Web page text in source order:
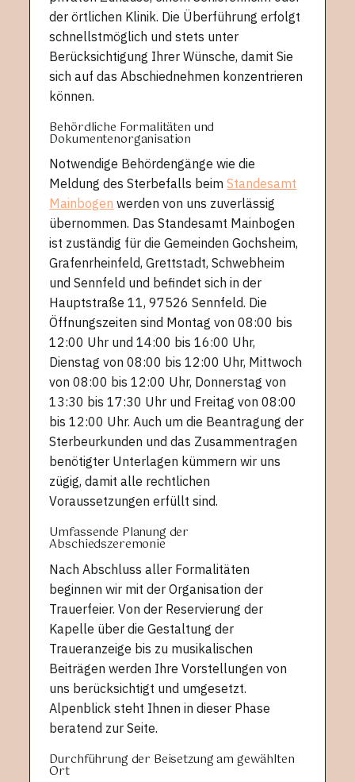
der örtlichen Klinik. Die Überführung erfolgt
schnellstmöglich und stets unter
Berücksichtigung Ihrer Wünsche, damit Sie
sich auf das Abschiednehmen konzentrieren
können.
Behördliche Formalitäten und
Dokumentenorganisation
Notwendige Behördengänge wie die
Meldung des Sterbefalls beimStandesamt
Mainbogen werden von uns zuverlässig
übernommen. Das Standesamt Mainbogen
ist zuständig für die Gemeinden Gochsheim,
Grafenrheinfeld, Grettstadt, Schwebheim
und Sennfeld und befindet sich in der
Hauptstraße 11, 97526 Sennfeld. Die
Öffnungszeiten sind Montag von 08:00 bis
12:00 Uhr und 14:00 bis 16:00 Uhr,
Dienstag von 08:00 bis 12:00 Uhr, Mittwoch
von 08:00 bis 12:00 Uhr, Donnerstag von
13:30 bis 17:30 Uhr und Freitag von 08:00
bis 12:00 Uhr. Auch um die Beantragung der
Sterbeurkunden und das Zusammentragen
benötigter Unterlagen kümmern wir uns
zügig, damit alle rechtlichen
Voraussetzungen erfüllt sind.
Umfassende Planung der
Abschiedszeremonie
Nach Abschluss aller Formalitäten
beginnen wir mit der Organisation der
Trauerfeier. Von der Reservierung der
Kapelle über die Gestaltung der
Traueranzeige bis zu musikalischen
Beiträgen werden Ihre Vorstellungen von
uns berücksichtigt und umgesetzt.
Alpenblick steht Ihnen in dieser Phase
beratend zur Seite.
Durchführung der Beisetzung am gewählten
Ort